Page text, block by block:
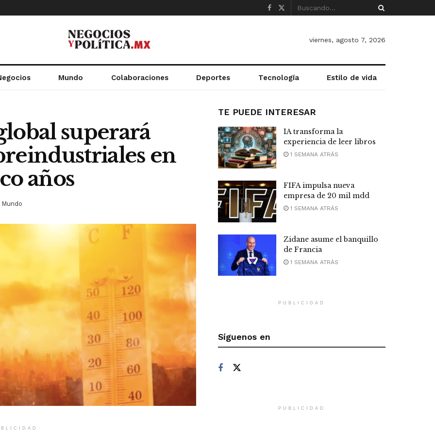
viernes, agosto 7, 2026
Mundo Colaboraciones Deportes Tecnología Estilo de vida
superará
en
años
Mundo
TE PUEDE INTERESAR
IA transforma la
experiencia de leer libros
1 SEMANA ATRÁS
FIFA impulsa nueva
empresa de 20 mil mdd
1 SEMANA ATRÁS
Zidane asume el banquillo
de Francia
1 SEMANA ATRÁS
PUBLICIDAD
Síguenos en
PUBLICIDAD